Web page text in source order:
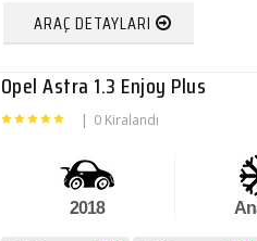
ARAÇ DETAYLARI
Opel Astra 1.3 Enjoy Plus
| 0 Kiralandı
2018